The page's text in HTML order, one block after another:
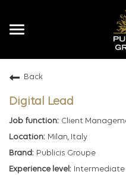
Toggle
Back
Digital Lead
Client
Milan, Italy
Publicis Groupe
Intermediate